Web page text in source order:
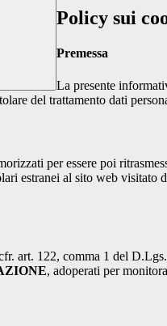
Policy sui
Premessa
La presente
del trattamento dati
per essere poi
estranei al sito web
art. 122, comma 1 del
, adoperati per